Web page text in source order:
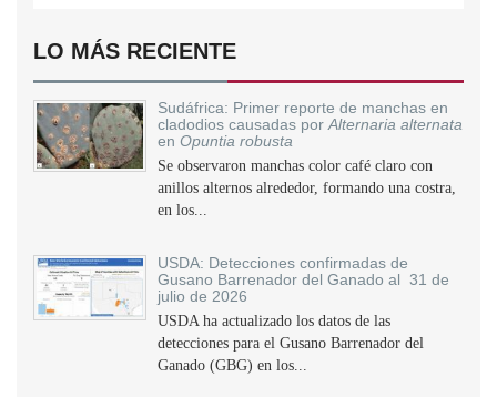
LO MÁS RECIENTE
Sudáfrica: Primer reporte de manchas en
cladodios causadas porAlternaria alternata
en Opuntia robusta
Se observaron manchas color café claro con
anillos alternos alrededor, formando una costra,
en los...
USDA: Detecciones confirmadas de
Gusano Barrenador del Ganado al 31 de
julio de 2026
USDA ha actualizado los datos de las
detecciones para el Gusano Barrenador del
Ganado (GBG) en los...